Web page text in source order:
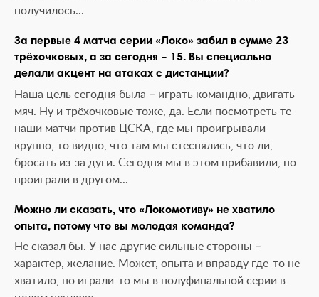
получилось...
За первые 4 матча серии «Локо» забил в сумме 23
трёхочковых, а за сегодня – 15. Вы специально
делали акцент на атаках с дистанции?
Наша цель сегодня была – играть командно, двигать
мяч. Ну и трёхочковые тоже, да. Если посмотреть те
наши матчи против ЦСКА, где мы проигрывали
крупно, то видно, что там мы стеснялись, что ли,
бросать из-за дуги. Сегодня мы в этом прибавили, но
проиграли в другом...
Можно ли сказать, что «Локомотиву» не хватило
опыта, потому что вы молодая команда?
Не сказал бы. У нас другие сильные стороны –
характер, желание. Может, опыта и вправду где-то не
хватило, но играли-то мы в полуфинальной серии в